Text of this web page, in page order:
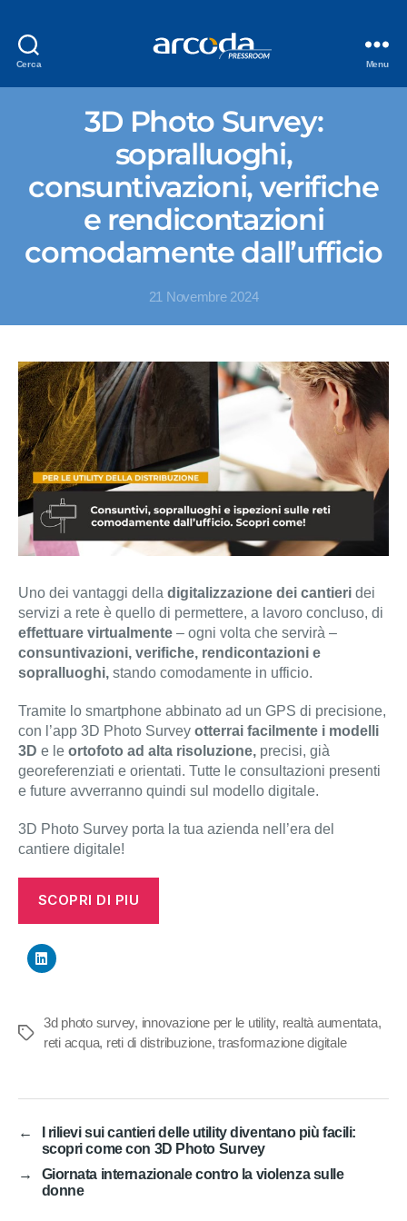
Cerca Menu
3D Photo Survey:
sopralluoghi,
consuntivazioni, verifiche
e rendicontazioni
comodamente dall’ufficio
21 Novembre 2024
Uno dei vantaggi della digitalizzazione dei cantieri dei
servizi a rete è quello di permettere, a lavoro concluso, di
effettuare virtualmente – ogni volta che servirà –
consuntivazioni, verifiche, rendicontazioni e
sopralluoghi, stando comodamente in ufficio.
Tramite lo smartphone abbinato ad un GPS di precisione,
con l’app 3D Photo Survey otterrai facilmente i modelli
3D e le ortofoto ad alta risoluzione, precisi, già
georeferenziati e orientati. Tutte le consultazioni presenti
e future avverranno quindi sul modello digitale.
3D Photo Survey porta la tua azienda nell’era del
cantiere digitale!
SCOPRI DI PIU
Tag
3d photo survey, innovazione per le utility, realtà aumentata,
reti acqua, reti di distribuzione,trasformazione digitale
←
I rilievi sui cantieri delle utility diventano più facili:
scopri come con 3D Photo Survey
→
Giornata internazionale contro la violenza sulle
donne